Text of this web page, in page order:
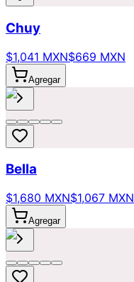
Chuy
$1,041 MXN$669 MXN
Agregar
Bella
$1,680 MXN$1,067 MXN
Agregar